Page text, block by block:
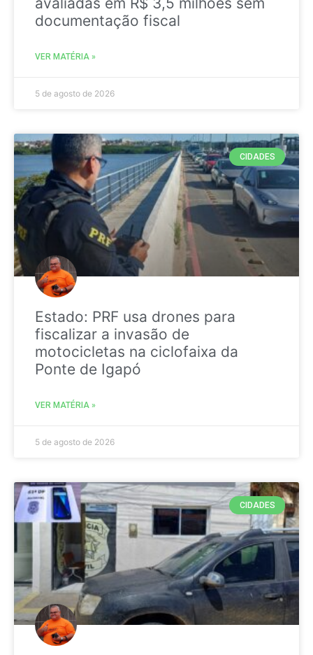
documentação fiscal
VER MATÉRIA »
5 de agosto de 2026
CIDADES
Estado: PRF usa drones para
fiscalizar a invasão de
motocicletas na ciclofaixa da
Ponte de Igapó
VER MATÉRIA »
5 de agosto de 2026
CIDADES